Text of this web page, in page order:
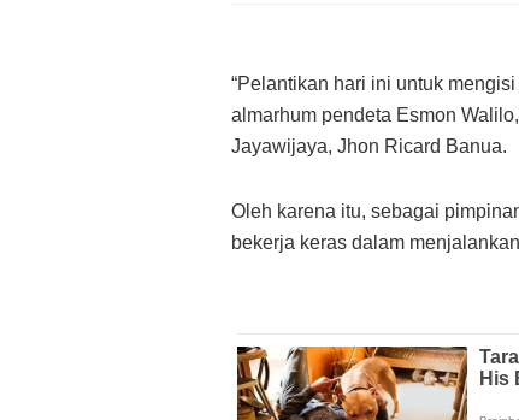
“Pelantikan hari ini untuk
almarhum pendeta Esmon
Jayawijaya, Jhon Ricard Banua.
Oleh karena itu, sebagai
bekerja keras dalam